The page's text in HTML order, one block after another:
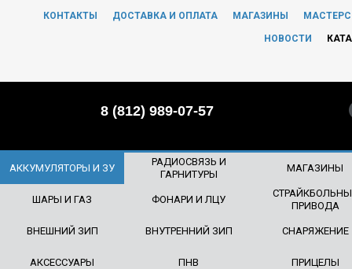
КОНТАКТЫ ДОСТАВКА И ОПЛАТА МАГАЗИНЫ
НОВОСТИ
8 (812) 989-07-57
АККУМУЛЯТОРЫ И ЗУ
РАДИОСВЯЗЬ И
ГАРНИТУРЫ
МАГАЗИНЫ
ШАРЫ И ГАЗ ФОНАРИ И ЛЦУ
ПРИВОДА
ВНЕШНИЙ ЗИП ВНУТРЕННИЙ ЗИП СНАРЯЖЕНИЕ
АКСЕССУАРЫ ПНВ ПРИЦЕЛЫ
ЧТО БУДЕМ ИСКАТЬ?